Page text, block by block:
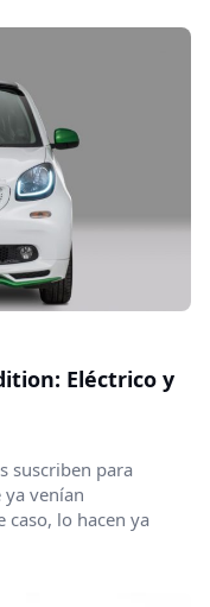
Eléctrico y
suscriben para
venían
caso, lo hacen ya